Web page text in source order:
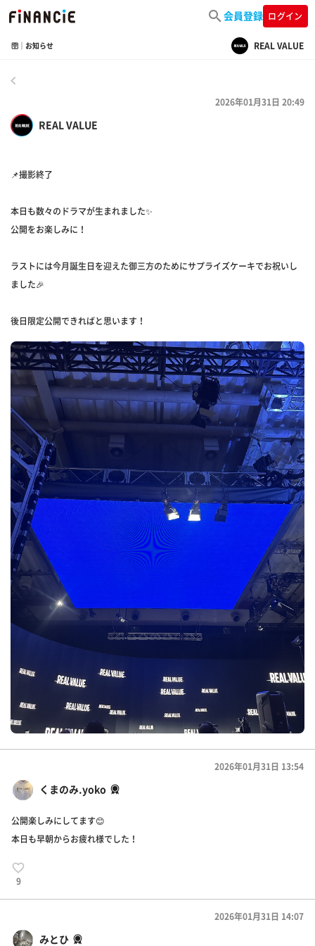
会員登録 ログイン
🛜｜お知らせ REAL VALUE
REAL VALUE
2026年01月31日 20:49
📌撮影終了
本日も数々のドラマが生まれました✨
公開をお楽しみに！
ラストには今月誕生日を迎えた御三方のためにサプライズケーキでお祝いし
ました🎉
後日限定公開できればと思います！
くまのみ.yoko
2026年01月31日 13:54
公開楽しみにしてます😊
本日も早朝からお疲れ様でした！
9
みとひ
2026年01月31日 14:07